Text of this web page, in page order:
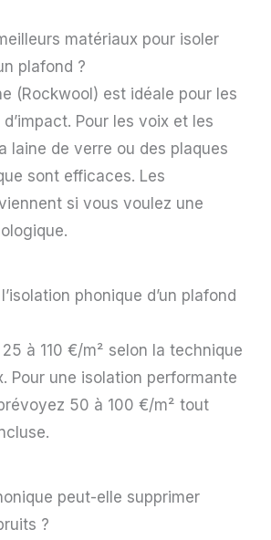
matériaux pour isoler
plafond ?
(Rockwool) est idéale pour les
Pour les voix et les
laine de verre ou des plaques
sont efficaces. Les
si vous voulez une
phonique d’un plafond
à 110 €/m² selon la technique
Pour une isolation performante
50 à 100 €/m² tout
peut-elle supprimer
?